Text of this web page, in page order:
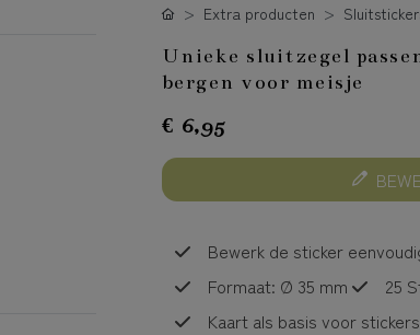
Extra producten
Unieke sluitzegel
bergen voor meisje
€ 6,95
Bewerk de sticker
Formaat: Ø 35 mm
25
Kaart als basis voor